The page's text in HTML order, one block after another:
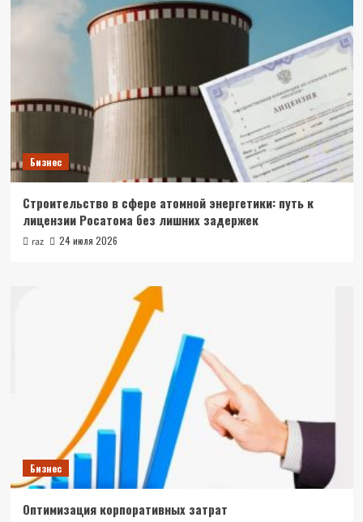
Бизнес
Строительство в сфере атомной энергетики: путь к
лицензии Росатома без лишних задержек
raz 24 июля 2026
Бизнес
Оптимизация корпоративных затрат